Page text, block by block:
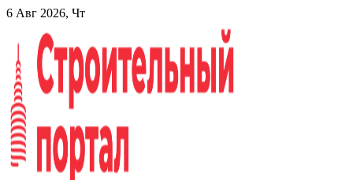
Перейти
содержанию
6 Авг 2026, Чт